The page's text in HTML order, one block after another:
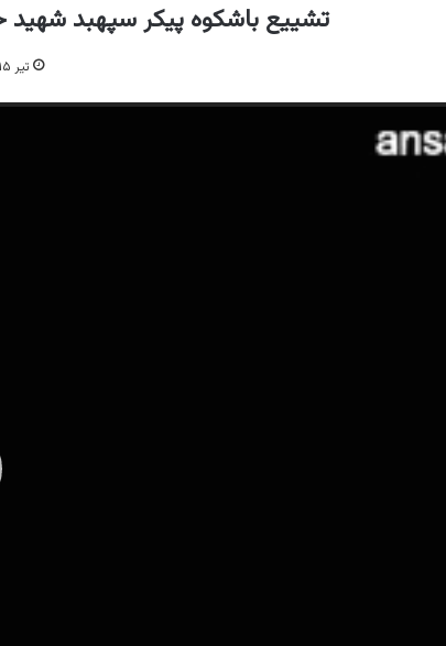
تشییع باشکوه پیکر سپهبد
تیر ۱۵, ۱۴۰۰